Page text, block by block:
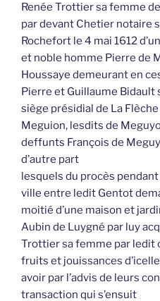
Renée Trottier sa femme
par devant Chetier notaire
Rochefort le 4 mai 1612
et noble homme Pierre de
Houssaye demeurant en
Pierre et Guillaume Bidault
siège présidial de La
Meguion, lesdits de
deffunts François de
d’autre part
lesquels du procès
ville entre ledit Gentot
moitié d’une maison et
Aubin de Luygné par luy
Trottier sa femme par ledit
fruits et jouissances
avoir par l’advis de leurs
transaction qui s’ensuit